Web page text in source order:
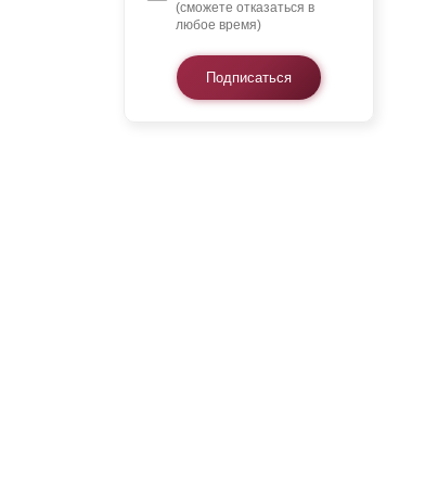
(сможете отказаться в
любое время)
Подписаться